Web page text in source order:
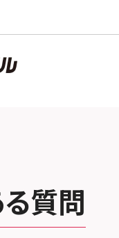
質問